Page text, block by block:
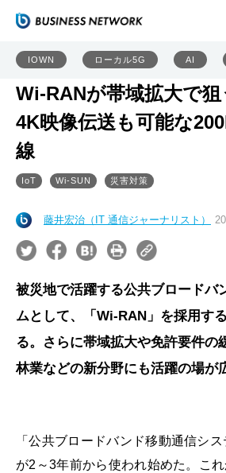
IOWN ローカル5G AI
Wi-RANが帯域拡大で
4K映像伝送も可能な
線
IoT Wi-SUN 災害対策
藤井宏治（IT 通信ジャーナリスト）
被災地で活躍する公共ブロードバ
ムとして、「Wi-RAN」を採用す
る。さらに帯域拡大や免許要件の
林業などの新分野にも活躍の場が
「公共ブロードバンド移動通信シ
が2～3年前から使われ始めた。こ